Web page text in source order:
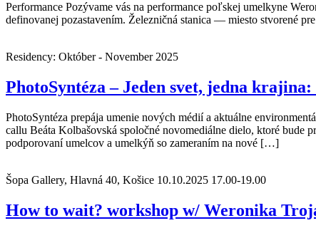
Performance Pozývame vás na performance poľskej umelkyne
definovanej pozastavením. Železničná stanica — miesto stvorené
Residency: Október - November 2025
PhotoSyntéza – Jeden svet, jedna
PhotoSyntéza prepája umenie nových médií a aktuálne
callu Beáta Kolbašovská spoločné novomediálne dielo, ktoré
podporovaní umelcov a umelkýň so zameraním na nové […]
Šopa Gallery, Hlavná 40, Košice 10.10.2025 17.00-19.00
How to wait? workshop w/ Weronika